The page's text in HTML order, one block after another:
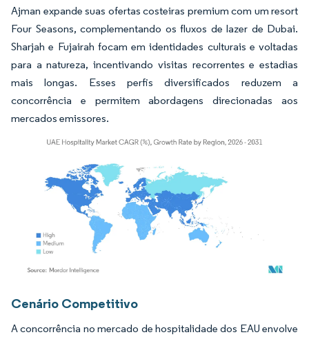
Ajman expande suas ofertas costeiras premium com um resort
Four Seasons, complementando os fluxos de lazer de Dubai.
Sharjah e Fujairah focam em identidades culturais e voltadas
para a natureza, incentivando visitas recorrentes e estadias
mais longas. Esses perfis diversificados reduzem a
concorrência e permitem abordagens direcionadas aos
mercados emissores.
Cenário Competitivo
A concorrência no mercado de hospitalidade dos EAU envolve